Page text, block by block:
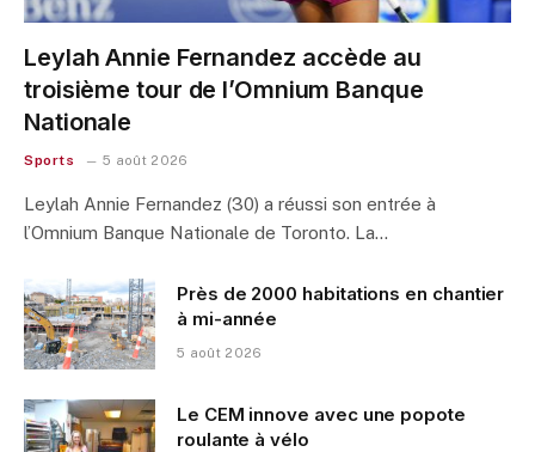
Leylah Annie Fernandez accède au
troisième tour de l’Omnium Banque
Nationale
Sports 5 août 2026
Leylah Annie Fernandez (30) a réussi son entrée à
l’Omnium Banque Nationale de Toronto. La…
Près de 2000 habitations en chantier
à mi-année
5 août 2026
Le CEM innove avec une popote
roulante à vélo